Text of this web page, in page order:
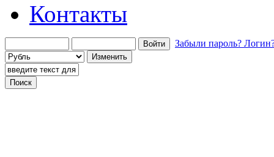
Контакты
Забыли пароль?